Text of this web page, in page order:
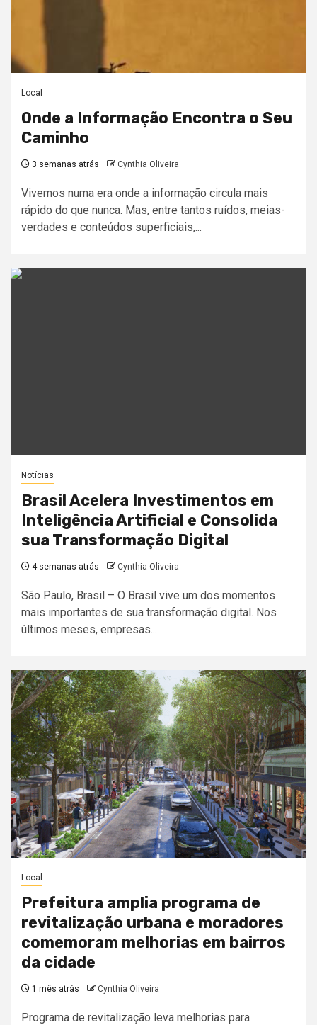
Local
Onde a Informação Encontra o Seu
Caminho
3 semanas atrás Cynthia Oliveira
Vivemos numa era onde a informação circula mais
rápido do que nunca. Mas, entre tantos ruídos, meias-
verdades e conteúdos superficiais,...
Notícias
Brasil Acelera Investimentos em
Inteligência Artificial e Consolida
sua Transformação Digital
4 semanas atrás Cynthia Oliveira
São Paulo, Brasil – O Brasil vive um dos momentos
mais importantes de sua transformação digital. Nos
últimos meses, empresas...
Local
Prefeitura amplia programa de
revitalização urbana e moradores
comemoram melhorias em bairros
da cidade
1 mês atrás Cynthia Oliveira
Programa de revitalização leva melhorias para